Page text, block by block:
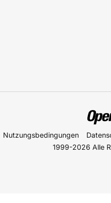
Nutzungsbedingungen
1999-2026 Alle